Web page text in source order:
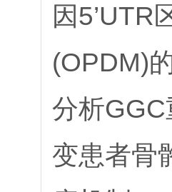
因
(OPDM)
分析
变患者骨